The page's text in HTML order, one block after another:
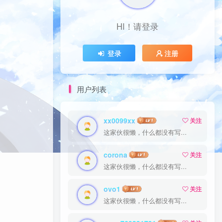
HI！请登录
登录 注册
用户列表
xx0099xx
关注
这家伙很懒，什么都没有写...
corona
关注
这家伙很懒，什么都没有写...
ovo1
关注
这家伙很懒，什么都没有写...
HI！请登录
登录 注册
xx0099xx
关注
这家伙很懒，什么都没有写...
corona
关注
这家伙很懒，什么都没有写...
ovo1
关注
这家伙很懒，什么都没有写...